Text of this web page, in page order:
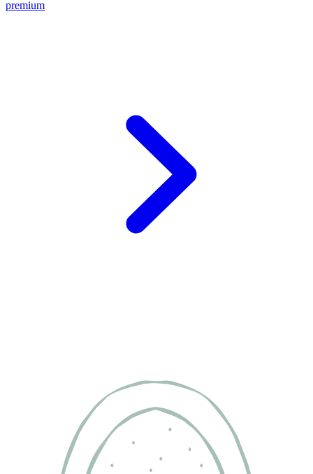
premium